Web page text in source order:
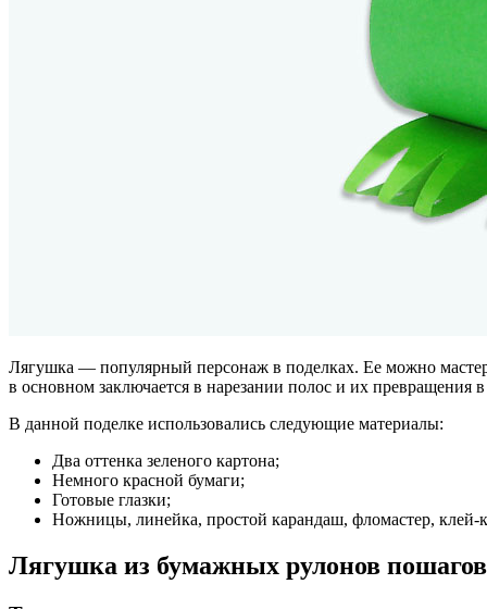
Лягушка — популярный персонаж в поделках. Ее можно
в основном заключается в нарезании полос и их превращения
В данной поделке использовались следующие материалы:
Два оттенка зеленого картона;
Немного красной бумаги;
Готовые глазки;
Ножницы, линейка, простой карандаш, фломастер, клей-
Лягушка из бумажных рулонов